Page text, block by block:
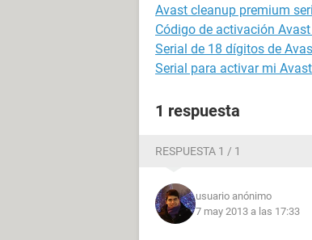
Avast cleanup premium
Código de activación
Serial de 18 dígitos de
Serial para activar mi
1 respuesta
RESPUESTA 1 / 1
usuario anónimo
7 may 2013 a las 17:33